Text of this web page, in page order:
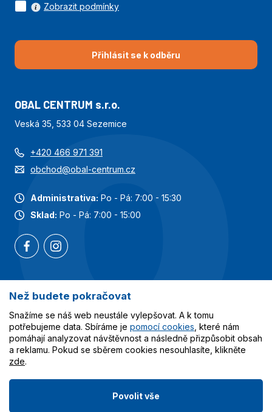
Přihlásit se k odběru
Zobrazit podmínky
OBAL CENTRUM s.r.o.
Veská 35, 533 04 Sezemice
+420 466 971 391
obchod@obal-centrum.cz
Administrativa: Po - Pá: 7:00 - 15:30
Sklad: Po - Pá: 7:00 - 15:00
Nejoblíbenější kategorie
Služby
Vše o nákupu
Než budete pokračovat
Snažíme se náš web neustále vylepšovat. A k tomu
potřebujeme data. Sbíráme je pomocí cookies , které nám
pomáhají analyzovat návštěvnost a následně přizpůsobit obsah
a reklamu. Pokud se sběrem cookies nesouhlasíte, klikněte
zde.
Povolit vše